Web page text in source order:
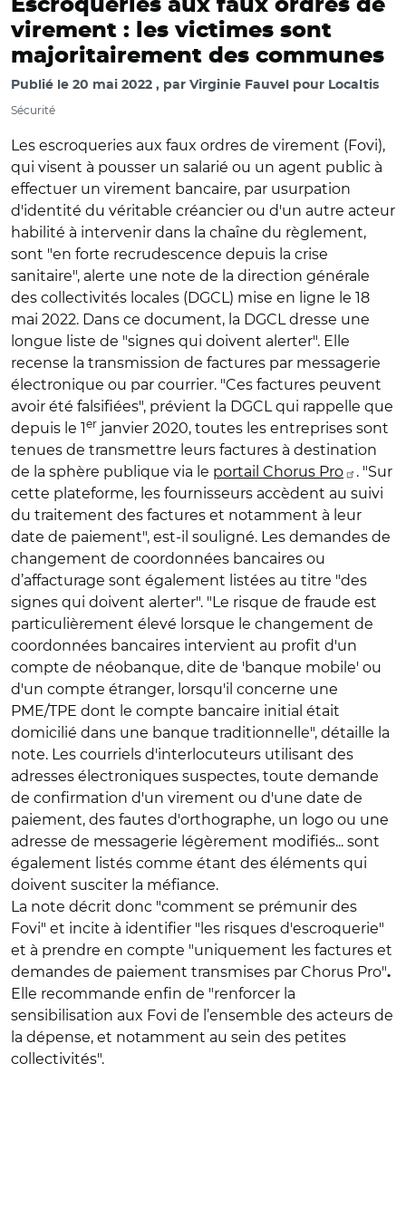
Escroqueries aux faux ordres de
virement : les victimes sont
majoritairement des communes
Publié le 20 mai 2022 par Virginie Fauvel pour Localtis
Sécurité
Les escroqueries aux faux ordres de virement (Fovi),
qui visent à pousser un salarié ou un agent public à
effectuer un virement bancaire, par usurpation
d'identité du véritable créancier ou d'un autre acteur
habilité à intervenir dans la chaîne du règlement,
sont "en forte recrudescence depuis la crise
sanitaire", alerte une note de la direction générale
des collectivités locales (DGCL) mise en ligne le 18
mai 2022. Dans ce document, la DGCL dresse une
longue liste de "signes qui doivent alerter". Elle
recense la transmission de factures par messagerie
électronique ou par courrier. "Ces factures peuvent
avoir été falsifiées", prévient la DGCL qui rappelle que
depuis le 1er janvier 2020, toutes les entreprises sont
tenues de transmettre leurs factures à destination
de la sphère publique via le portail Chorus Pro
. "Sur
cette plateforme, les fournisseurs accèdent au suivi
du traitement des factures et notamment à leur
date de paiement", est-il souligné. Les demandes de
changement de coordonnées bancaires ou
d’affacturage sont également listées au titre "des
signes qui doivent alerter". "Le risque de fraude est
particulièrement élevé lorsque le changement de
coordonnées bancaires intervient au profit d'un
compte de néobanque, dite de 'banque mobile' ou
d'un compte étranger, lorsqu'il concerne une
PME/TPE dont le compte bancaire initial était
domicilié dans une banque traditionnelle", détaille la
note. Les courriels d'interlocuteurs utilisant des
adresses électroniques suspectes, toute demande
de confirmation d'un virement ou d'une date de
paiement, des fautes d'orthographe, un logo ou une
adresse de messagerie légèrement modifiés... sont
également listés comme étant des éléments qui
doivent susciter la méfiance.
La note décrit donc "comment se prémunir des
Fovi" et incite à identifier "les risques d'escroquerie"
et à prendre en compte "uniquement les factures et
demandes de paiement transmises par Chorus Pro".
Elle recommande enfin de "renforcer la
sensibilisation aux Fovi de l’ensemble des acteurs de
la dépense, et notamment au sein des petites
collectivités".